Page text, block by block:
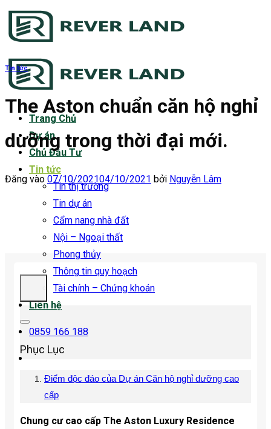
Bỏ
qua
dung
Trang Chủ
Dự án
Chủ Đầu Tư
Tin tức
Tin thị trường
Tin dự án
Cẩm nang nhà đất
Nội – Ngoại thất
Phong thủy
Thông tin quy hoạch
Tài chính – Chứng khoán
Liên hệ
0859 166 188
Tin tức
The Aston chuẩn căn hộ nghỉ
dưỡng trong thời đại mới.
Đăng vào 07/10/202104/10/2021 bởi Nguyễn Lâm
Phục Lục
Điểm độc đáo của Dự án Căn hộ nghỉ dưỡng cao
cấp
Chung cư cao cấp The Aston Luxury Residence